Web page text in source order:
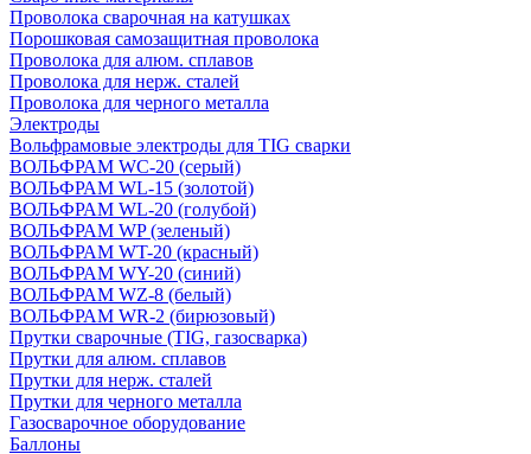
Проволока сварочная на катушках
Порошковая самозащитная проволока
Проволока для алюм. сплавов
Проволока для нерж. сталей
Проволока для черного металла
Электроды
Вольфрамовые электроды для TIG сварки
ВОЛЬФРАМ WC-20 (серый)
ВОЛЬФРАМ WL-15 (золотой)
ВОЛЬФРАМ WL-20 (голубой)
ВОЛЬФРАМ WP (зеленый)
ВОЛЬФРАМ WT-20 (красный)
ВОЛЬФРАМ WY-20 (синий)
ВОЛЬФРАМ WZ-8 (белый)
ВОЛЬФРАМ WR-2 (бирюзовый)
Прутки сварочные (TIG, газосварка)
Прутки для алюм. сплавов
Прутки для нерж. сталей
Прутки для черного металла
Газосварочное оборудование
Баллоны